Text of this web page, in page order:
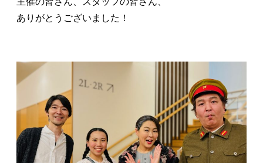
ありがとうございました！